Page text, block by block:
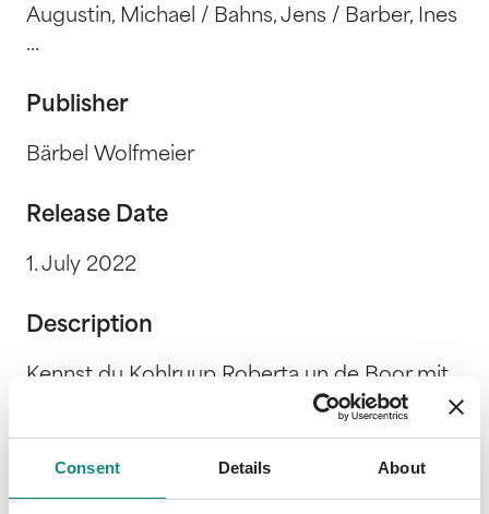
Consent Details About
Augustin, Michael / Bahns, Jens / Barber, Ines
...
Publisher
Bärbel Wolfmeier
Release Date
1. July 2022
Description
Kennst du Kohlruup Roberta un de Boor mit
blots een Ohr? Wo wahnt de Wulf, wat is en
Ünk? Köönt Deerten danzen un Flegen
lesen? Wat maakt de Hund op dat Sofa oder